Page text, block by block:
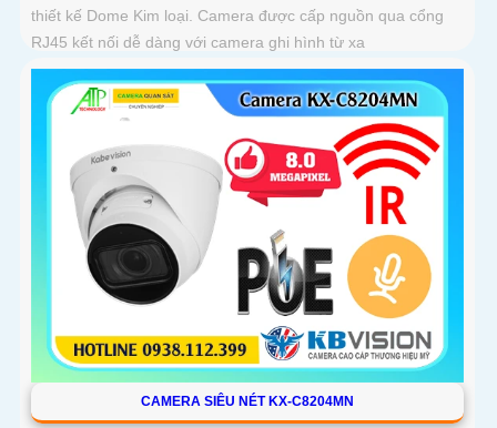
thiết kế Dome Kim loại. Camera được cấp nguồn qua cổng
RJ45 kết nối dễ dàng với camera ghi hình từ xa
CAMERA SIÊU NÉT KX-C8204MN